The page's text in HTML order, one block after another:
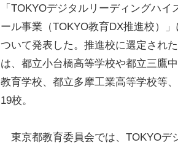
「TOKYOデジタルリーディングハイ
ール事業（TOKYO教育DX推進校）」
ついて発表した。推進校に選定され
は、都立小台橋高等学校や都立三鷹
教育学校、都立多摩工業高等学校等
19校。
東京都教育委員会では、TOKYOデ